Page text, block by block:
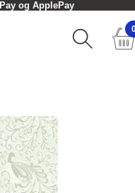
og ApplePay